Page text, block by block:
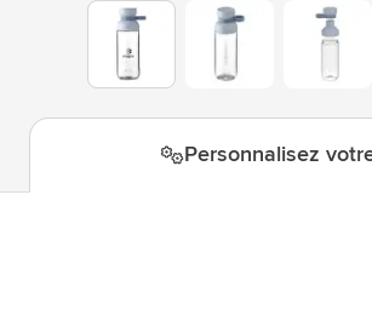
Afficher le
Outils & Déplacements
Afficher le
View larger imageView larger image
View
Personnalisez